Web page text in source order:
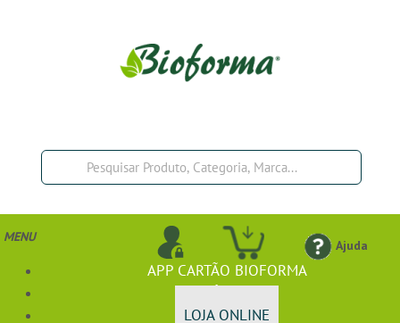
Ajuda
MENU
APP CARTÃO BIOFORMA
LOJA ONLINE